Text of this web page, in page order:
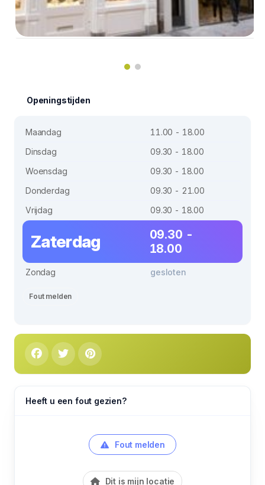
Openingstijden
Maandag
11.00 - 18.00
Dinsdag
09.30 - 18.00
Woensdag
09.30 - 18.00
Donderdag
09.30 - 21.00
Vrijdag
09.30 - 18.00
Zaterdag
09.30 -
18.00
Zondag gesloten
Fout melden
Heeft u een fout gezien?
Fout melden
Dit is mijn locatie